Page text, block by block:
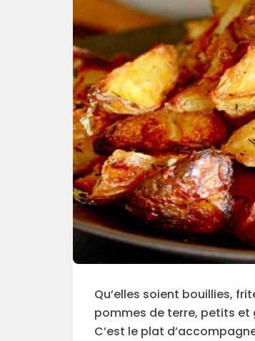
Qu’elles soient bouillies,
pommes de terre, petits et
C’est le plat